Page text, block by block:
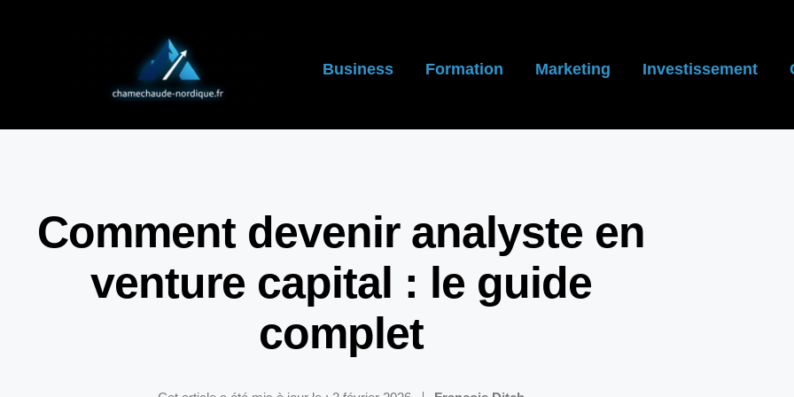
Business Formation Marketing Investissement
Comment devenir analyste en
venture capital : le guide
complet